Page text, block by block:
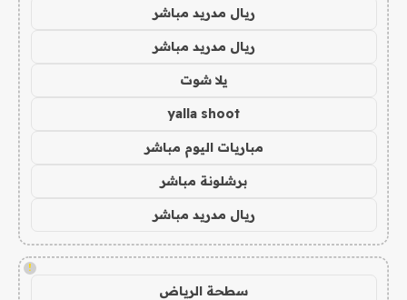
ريال مدريد مباشر
ريال مدريد مباشر
يلا شوت
yalla shoot
مباريات اليوم مباشر
برشلونة مباشر
ريال مدريد مباشر
!
سطحة الرياض